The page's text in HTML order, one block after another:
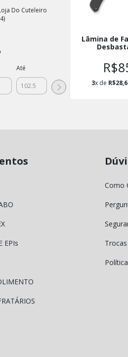
Do Cuteleiro
Até
Lâmina de
3x de
EPIs
Como